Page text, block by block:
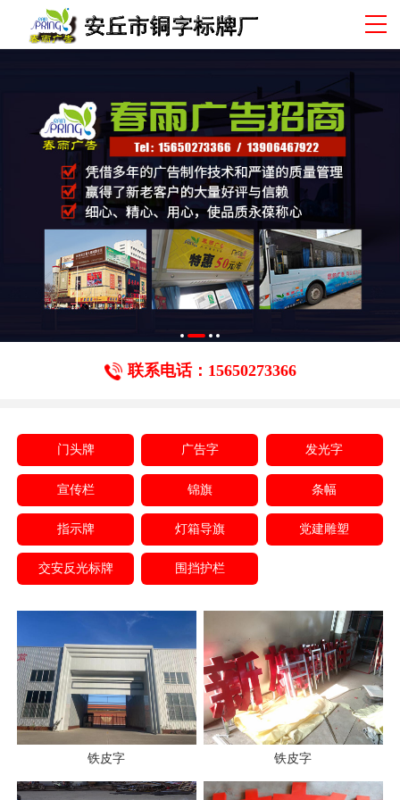
联系电话：15650273366
门头牌 广告字 发光字
宣传栏 锦旗 条幅
指示牌 灯箱导旗 党建雕塑
交安反光标牌 围挡护栏
铁皮字 铁皮字